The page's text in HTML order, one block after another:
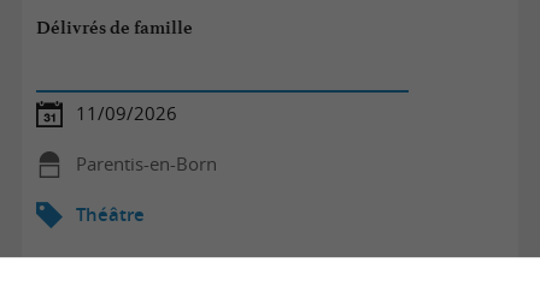
Délivrés de famille
11/09/2026
Parentis-en-Born
Théâtre